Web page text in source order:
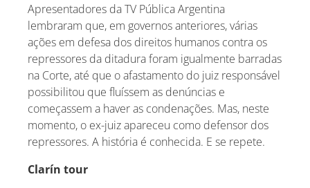
Apresentadores da TV Pública Argentina
lembraram que, em governos anteriores, várias
ações em defesa dos direitos humanos contra os
repressores da ditadura foram igualmente barradas
na Corte, até que o afastamento do juiz responsável
possibilitou que fluíssem as denúncias e
começassem a haver as condenações. Mas, neste
momento, o ex-juiz apareceu como defensor dos
repressores. A história é conhecida. E se repete.
Clarín tour